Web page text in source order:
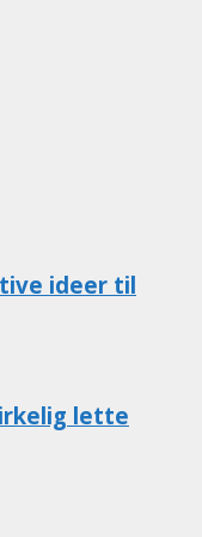
ideer til
lette